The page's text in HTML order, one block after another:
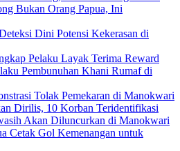
Bukan Orang Papua, Ini
Dini Potensi Kekerasan di
Pelaku Layak Terima Reward
Pembunuhan Khani Rumaf di
Tolak Pemekaran di Manokwari
Dirilis, 10 Korban Teridentifikasi
Akan Diluncurkan di Manokwari
Cetak Gol Kemenangan untuk